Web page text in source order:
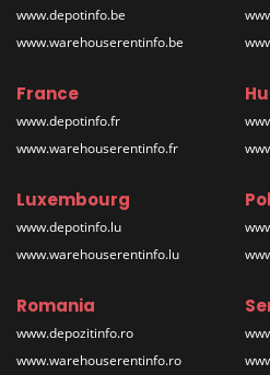
www.depotinfo.be
www.warehouserentinfo.be
France
www.depotinfo.fr
www.warehouserentinfo.fr
Luxembourg
www.depotinfo.lu
www.warehouserentinfo.lu
Romania
www.depozitinfo.ro
www.warehouserentinfo.ro